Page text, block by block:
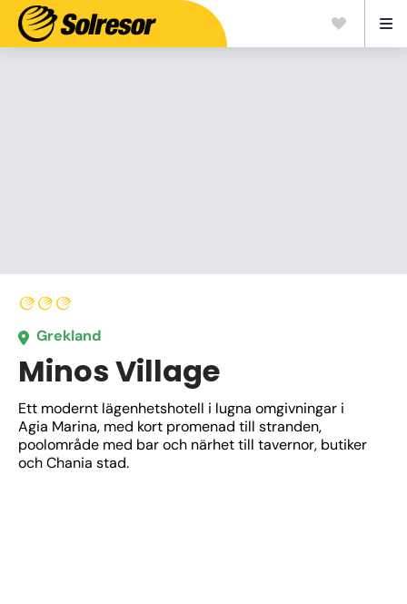
Grekland
Minos Village
Ett modernt lägenhetshotell i lugna omgivningar i
Agia Marina, med kort promenad till stranden,
poolområde med bar och närhet till tavernor, butiker
och Chania stad.